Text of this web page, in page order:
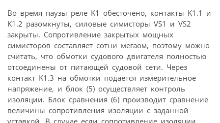
Во время паузы реле K1 обесточено, контакты K1.1 и
K1.2 разомкнуты, силовые симисторы VS1 и VS2
закрыты. Сопротивление закрытых мощных
симисторов составляет сотни мегаом, поэтому можно
считать, что обмотки судового двигателя полностью
отсоединены от питающей судовой сети. Через
контакт K1.3 на обмотки подается измерительное
напряжение, и блок (5) осуществляет контроль
изоляции. Блок сравнения (6) производит сравнение
величины сопротивления изоляции с заданной
уставкой. В случае если сопротивление изоляции